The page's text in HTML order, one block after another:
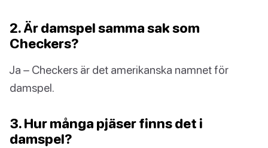
2. Är damspel samma sak som
Checkers?
Ja – Checkers är det amerikanska namnet för
damspel.
3. Hur många pjäser finns det i
damspel?